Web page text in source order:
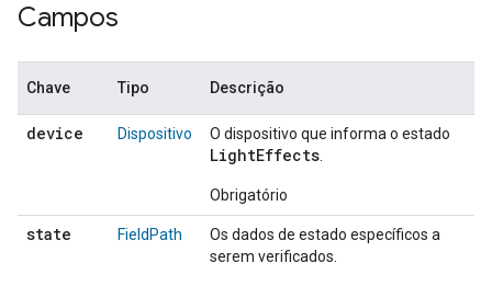
Campos
Chave Tipo Descrição
device Dispositivo O dispositivo que informa o estado
LightEffects
Obrigatório
state FieldPath
Os dados de estado específicos a
serem verificados.